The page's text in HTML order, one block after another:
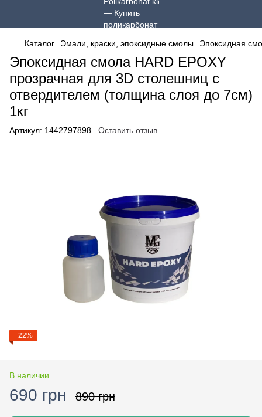
Каталог Эмали, краски, эпоксидные смолы Эпоксидная
Эпоксидная смола HARD EPOXY
прозрачная для 3D столешниц с
отвердителем (толщина слоя до 7см)
1кг
Артикул: 1442797898 Оставить отзыв
−22%
В наличии
690 грн 890 грн